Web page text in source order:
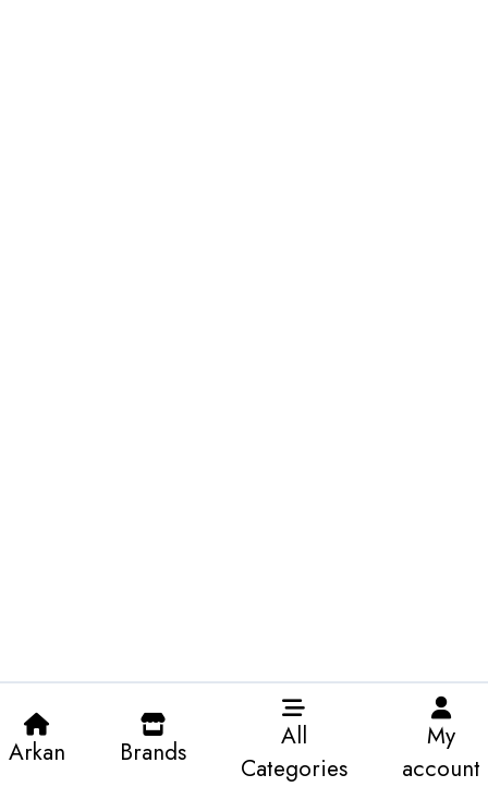
Arkan Brands
All
Categories
My
account